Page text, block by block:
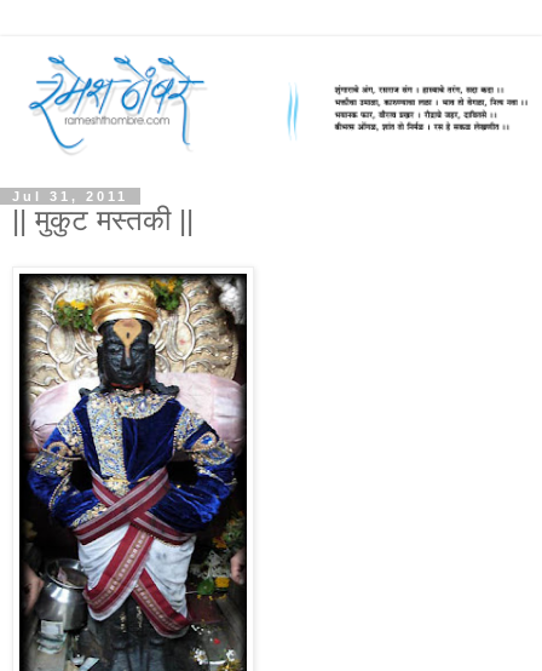
Jul 31, 2011
|| मुकुट मस्तकी ||